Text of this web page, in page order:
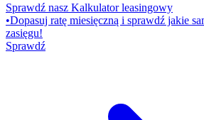
Sprawdź nasz Kalkulator leasingowy
•Dopasuj ratę miesięczną i sprawdź jakie
zasięgu!
Sprawdź